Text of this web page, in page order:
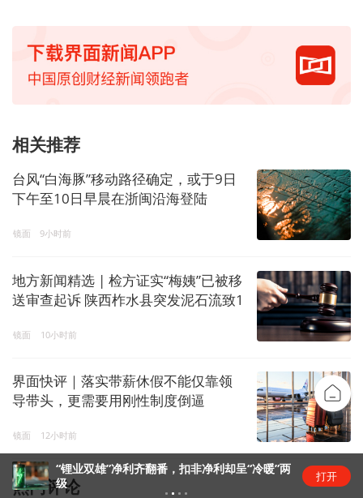
相关推荐
台风“白海豚”移动路径确定，或于9日
下午至10日早晨在浙闽沿海登陆
镜面 9小时前
地方新闻精选 | 检方证实“梅姨”已被移
送审查起诉 陕西柞水县突发泥石流致1
镜面 10小时前
界面快评｜落实带薪休假不能仅靠领
导带头，更需要用刚性制度倒逼
镜面 12小时前
热门评论
深科技(000021.SZ)：2025年三季报净利润为
7.56亿元、同比较去年同期上涨14.27%
打开